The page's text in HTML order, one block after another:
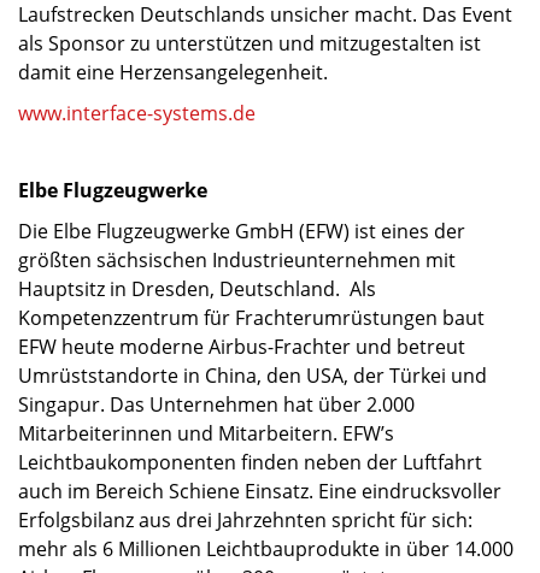
Laufstrecken Deutschlands unsicher macht. Das Event
als Sponsor zu unterstützen und mitzugestalten ist
damit eine Herzensangelegenheit.
www.interface-systems.de
Elbe Flugzeugwerke
Die Elbe Flugzeugwerke GmbH (EFW) ist eines der
größten sächsischen Industrieunternehmen mit
Hauptsitz in Dresden, Deutschland. Als
Kompetenzzentrum für Frachterumrüstungen baut
EFW heute moderne Airbus-Frachter und betreut
Umrüststandorte in China, den USA, der Türkei und
Singapur. Das Unternehmen hat über 2.000
Mitarbeiterinnen und Mitarbeitern. EFW’s
Leichtbaukomponenten finden neben der Luftfahrt
auch im Bereich Schiene Einsatz. Eine eindrucksvoller
Erfolgsbilanz aus drei Jahrzehnten spricht für sich:
mehr als 6 Millionen Leichtbauprodukte in über 14.000